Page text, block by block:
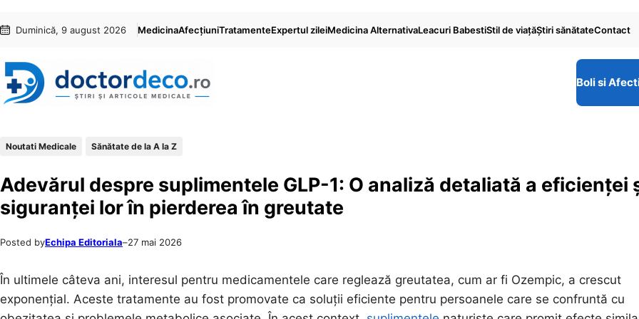
conținut
content
Duminică, 9 august 2026 MedicinaAfecțiuniTratamenteExpertul zileiMedicina AlternativaLeacuri BabestiStil de viaţăŞtiri sănătateContact
Boli si
Noutati Medicale Sănătate de la A la Z
Adevărul despre suplimentele GLP-1: O analiză detaliată a eficienței
siguranței lor în pierderea în greutate
Posted byEchipa Editoriala–27 mai 2026
În ultimele câteva ani, interesul pentru medicamentele care reglează greutatea, cum ar fi Ozempic, a crescut
exponențial. Aceste tratamente au fost promovate ca soluții eficiente pentru persoanele care se confruntă cu